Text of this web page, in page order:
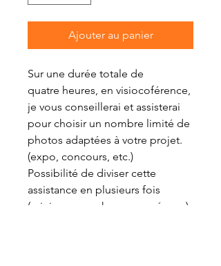
Ajouter au panier
Sur une durée totale de
quatre heures, en visiocoférence,
je vous conseillerai et assisterai
pour choisir un nombre limité de
photos adaptées à votre projet.
(expo, concours, etc.)
Possibilité de diviser cette
assistance en plusieurs fois
(minimum une heure par séance).